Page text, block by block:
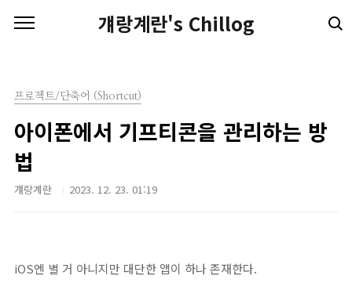
걔랑계란's Chillog
프로젝트/단축어 (Shortcut)
아이폰에서 기프티콘을 관리하는 방
법
걔랑계란 2023. 12. 23. 01:19
iOS엔 별 거 아니지만 대단한 앱이 하나 존재한다.